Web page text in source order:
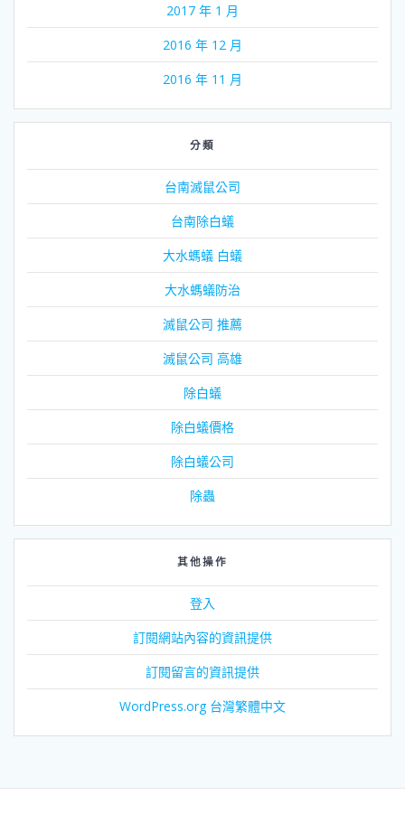
2017 年 1 月
2016 年 12 月
2016 年 11 月
分類
台南滅鼠公司
台南除白蟻
大水螞蟻 白蟻
大水螞蟻防治
滅鼠公司 推薦
滅鼠公司 高雄
除白蟻
除白蟻價格
除白蟻公司
除蟲
其他操作
登入
訂閱網站內容的資訊提供
訂閱留言的資訊提供
WordPress.org 台灣繁體中文